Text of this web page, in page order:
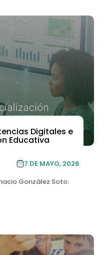
Digitales e
Educativa
7 DE MAYO, 2026
González Soto.